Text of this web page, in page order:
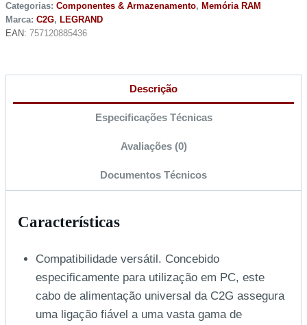
Categorias: Componentes & Armazenamento, Memória RAM
Marca: C2G, LEGRAND
EAN: 757120885436
Descrição
Especificações Técnicas
Avaliações (0)
Documentos Técnicos
Características
Compatibilidade versátil. Concebido
especificamente para utilização em PC, este
cabo de alimentação universal da C2G assegura
uma ligação fiável a uma vasta gama de